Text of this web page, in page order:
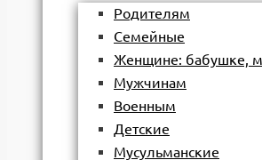
Родителям
Семейные
Женщине: бабушке,
Мужчинам
Военным
Детские
Мусульманские